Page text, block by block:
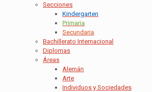
Secciones
Kindergarten
Primaria
Secundaria
Bachillerato Internacional
Diplomas
Áreas
Alemán
Arte
Individuos y Sociedades